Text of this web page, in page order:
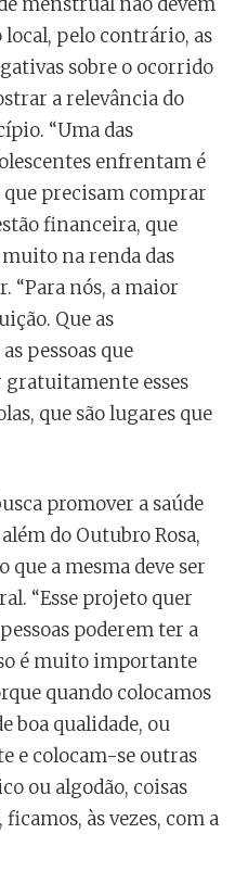
pelo contrário, as
sobre o ocorrido
a relevância do
“Uma das
enfrentam é
que precisam comprar
financeira, que
na renda das
“Para nós, a maior
Que as
pessoas que
esses
que são lugares que
promover a saúde
do Outubro Rosa,
a mesma deve ser
“Esse projeto quer
poderem ter a
é muito importante
quando colocamos
boa qualidade, ou
e colocam-se outras
ou algodão, coisas
ficamos, às vezes, com a